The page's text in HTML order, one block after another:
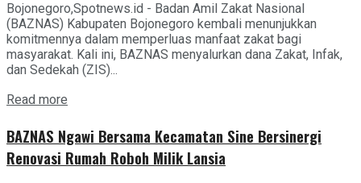
Bojonegoro,Spotnews.id - Badan Amil Zakat Nasional
(BAZNAS) Kabupaten Bojonegoro kembali menunjukkan
komitmennya dalam memperluas manfaat zakat bagi
masyarakat. Kali ini, BAZNAS menyalurkan dana Zakat, Infak,
dan Sedekah (ZIS)...
Read more
BAZNAS Ngawi Bersama Kecamatan Sine Bersinergi
Renovasi Rumah Roboh Milik Lansia